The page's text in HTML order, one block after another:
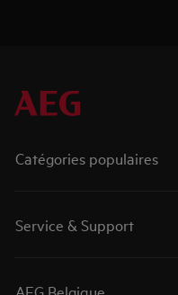
Catégories populaires
Service & Support